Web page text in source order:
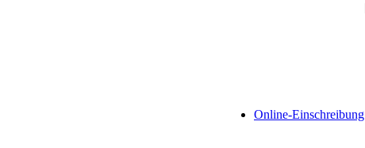
Online-Einschreibung